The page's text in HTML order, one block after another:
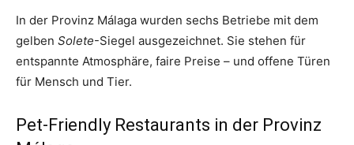
In der Provinz Málaga wurden sechs Betriebe mit dem
gelben Solete-Siegel ausgezeichnet. Sie stehen für
entspannte Atmosphäre, faire Preise – und offene Türen
für Mensch und Tier.
Pet-Friendly Restaurants in der Provinz